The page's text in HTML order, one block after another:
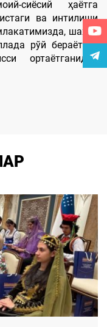
сиёсий ҳаётга
ва интилиши
шаҳар
рўй бераётган
ортаётганидан